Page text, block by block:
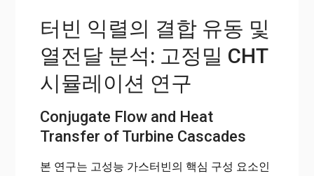
터빈 익렬의 결합 유동 및 열전달 분석: 고정밀 CHT 시뮬레이
션 연구
터빈 익렬의 결합 유동 및
열전달 분석: 고정밀 CHT
시뮬레이션 연구
Conjugate Flow and Heat
Transfer of Turbine Cascades
본 연구는 고성능 가스터빈의 핵심 구성 요소인